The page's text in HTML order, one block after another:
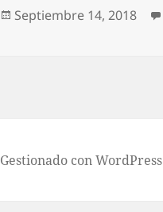
p
Publicado
Septiembre 14, 2018
Gestionado con WordPress